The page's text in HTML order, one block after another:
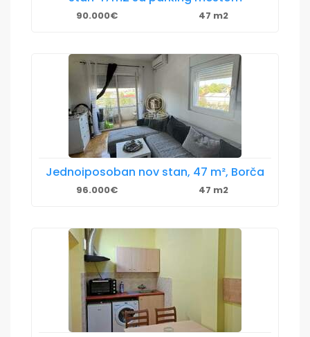
90.000€ 47 m2
Jednoiposoban nov stan, 47 m², Borča
96.000€ 47 m2